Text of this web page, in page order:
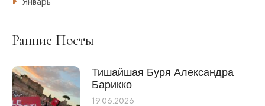
Ранние Посты
Тишайшая Буря Александра
Барикко
19.06.2026